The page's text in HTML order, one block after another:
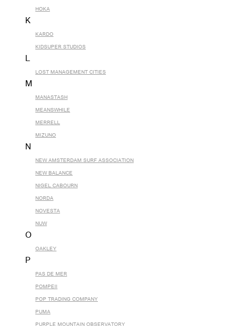
HOKA
K
KARDO
KIDSUPER STUDIOS
L
LOST MANAGEMENT CITIES
M
MANASTASH
MEANSWHILE
MERRELL
MIZUNO
N
NEW AMSTERDAM SURF ASSOCIATION
NEW BALANCE
NIGEL CABOURN
NORDA
NOVESTA
NUW
O
OAKLEY
P
PAS DE MER
POMPEII
POP TRADING COMPANY
PUMA
PURPLE MOUNTAIN OBSERVATORY